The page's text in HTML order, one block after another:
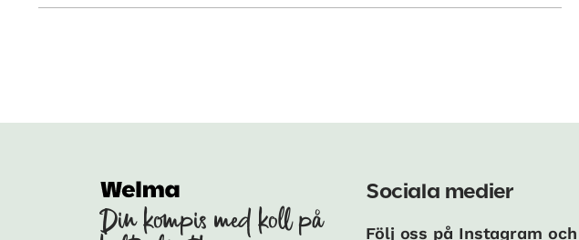
Din kompis med koll på
Sociala medier
Följ oss på Instagram och